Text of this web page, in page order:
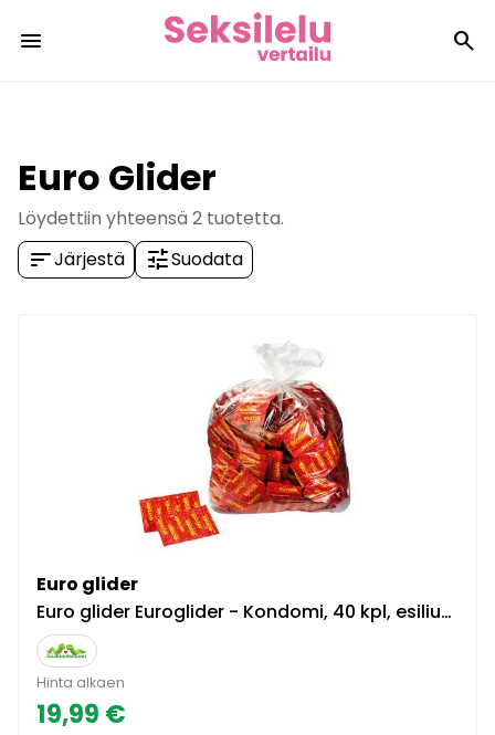
menu search
Euro Glider
Löydettiin yhteensä 2 tuotetta.
sortJärjestä tuneSuodata
Euro glider
Euro glider Euroglider - Kondomi, 40 kpl, esiliukastettu, ohut, kestävä, lateksinen
Hinta alkaen
19,99 €